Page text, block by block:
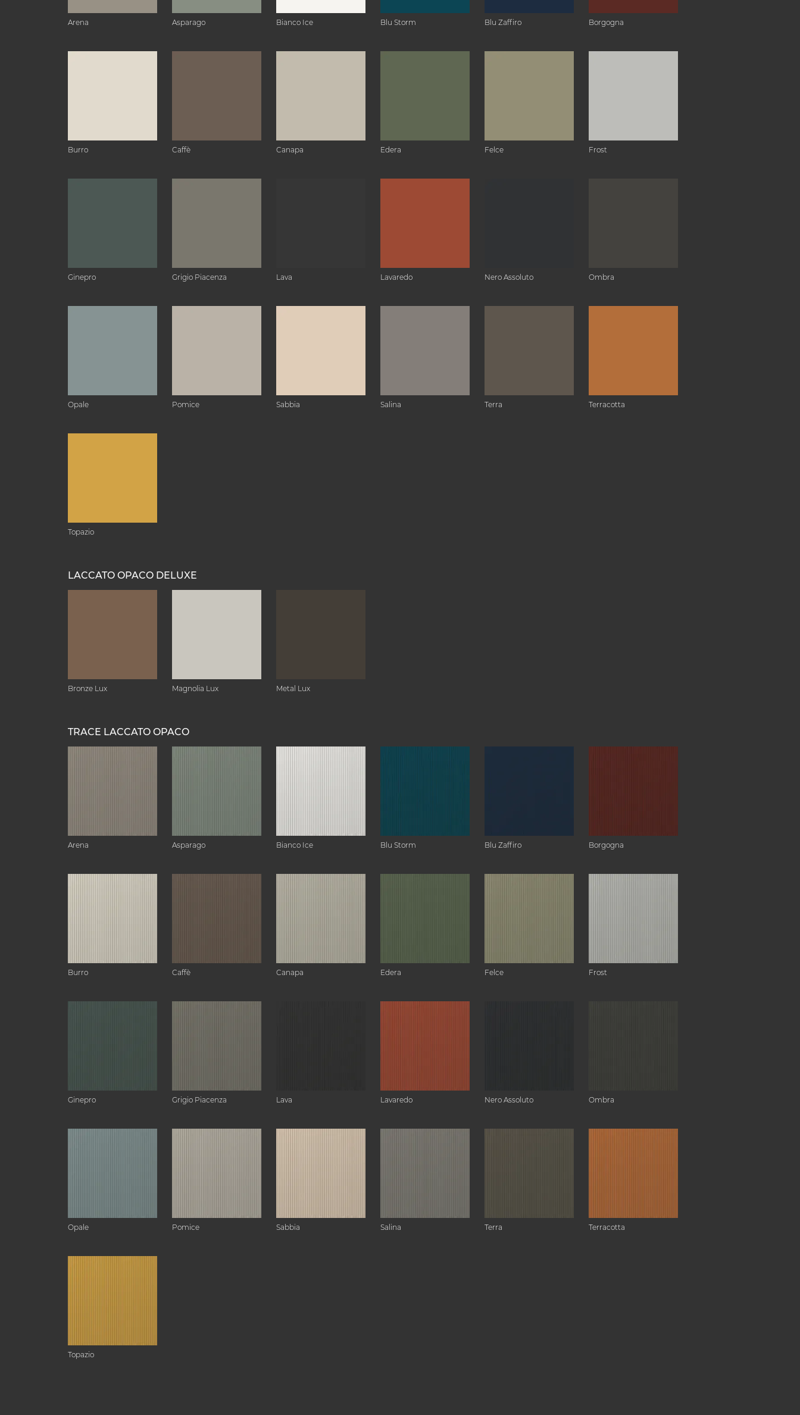
Arena Asparago Bianco Ice Blu Storm Blu Zaffiro Borgogna
Burro Caffè Canapa Edera Felce Frost
Ginepro Grigio Piacenza Lava Lavaredo Nero Assoluto Ombra
Opale Pomice Sabbia Salina Terra Terracotta
Topazio
LACCATO OPACO DELUXE
Bronze Lux Magnolia Lux Metal Lux
TRACE LACCATO OPACO
Arena Asparago Bianco Ice Blu Storm Blu Zaffiro Borgogna
Burro Caffè Canapa Edera Felce Frost
Ginepro Grigio Piacenza Lava Lavaredo Nero Assoluto Ombra
Opale Pomice Sabbia Salina Terra Terracotta
Topazio